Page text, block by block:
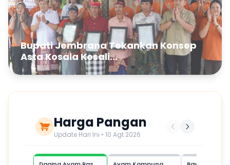
Bupati Jembrana Tekankan Konsep
Asta Kosala Kosali...
Harga Pangan
Update Hari Ini • 10 Agt 2026